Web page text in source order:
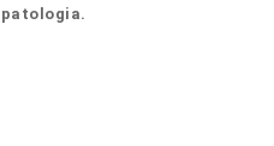
patologia.